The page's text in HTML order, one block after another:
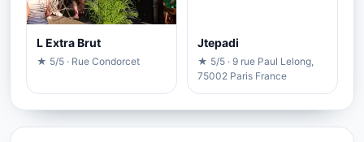
L Extra Brut
★ 5/5 · Rue Condorcet
Jtepadi
★ 5/5 · 9 rue Paul Lelong,
75002 Paris France